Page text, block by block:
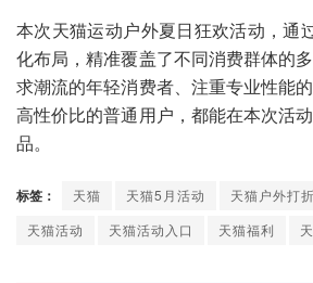
本次天猫运动户外夏日狂欢活动，通
化布局，精准覆盖了不同消费群体的
求潮流的年轻消费者、注重专业性能
高性价比的普通用户，都能在本次活
品。
标签： 天猫 天猫5月活动 天猫户外打折
天猫活动
天猫活动入口 天猫福利